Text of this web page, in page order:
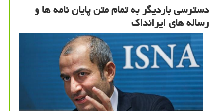
دسترسی باردیگر به تمام متن پایان نامه ها و
رساله های ایرانداك